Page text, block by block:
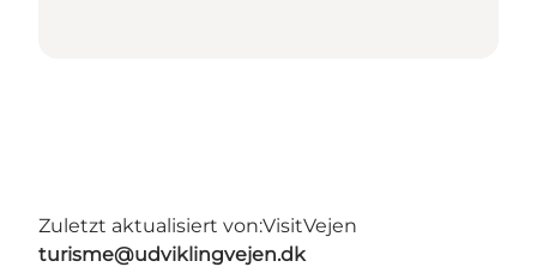
Zuletzt aktualisiert von:VisitVejen
turisme@udviklingvejen.dk